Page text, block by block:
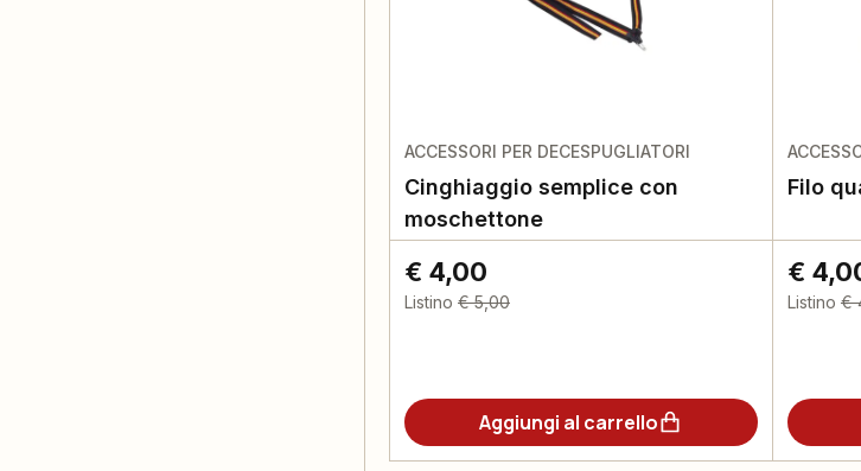
ACCESSORI PER DECESPUGLIATORI
Cinghiaggio semplice con
moschettone
€ 4,00
Listino € 5,00
Aggiungi al carrello
Filo
€
Listino €